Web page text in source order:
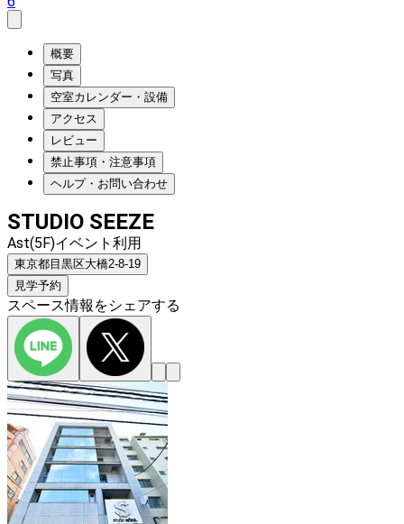
概要
写真
空室カレンダー・設備
アクセス
レビュー
禁止事項・注意事項
ヘルプ・お問い合わせ
STUDIO SEEZE
Ast(5F)イベント利用
東京都目黒区大橋2-8-19
見学予約
スペース情報をシェアする